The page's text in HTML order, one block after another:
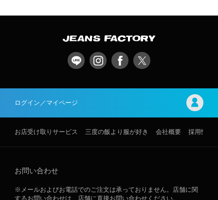
ログイン／マイページ
お店受け取りサービス 三度の飯より服が好き 会社概要 採用情報
お問い合わせ
※メールおよびお電話でのご注文は承っておりません。店舗に関
するお問い合わせは、店舗に直接お問い合わせください。